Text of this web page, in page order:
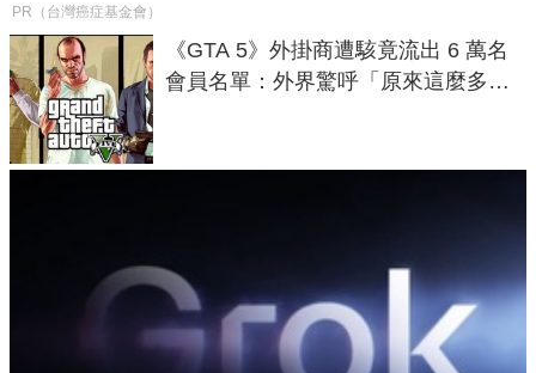
PR（台灣癌症基金會）
《GTA 5》外掛商遭駭竟流出 6 萬名
會員名單：外界驚呼「原來這麼多人